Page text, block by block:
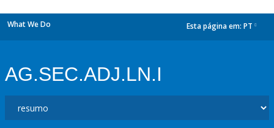
What We Do Esta página em: PT
AG.SEC.ADJ.LN.I